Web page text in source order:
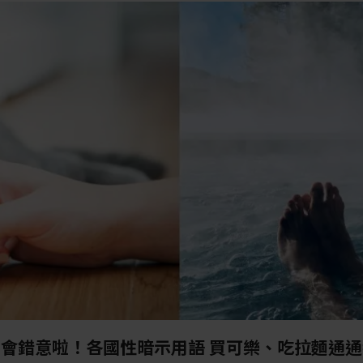
錯意啦！各國性暗示用語 買可樂、吃拉麵通